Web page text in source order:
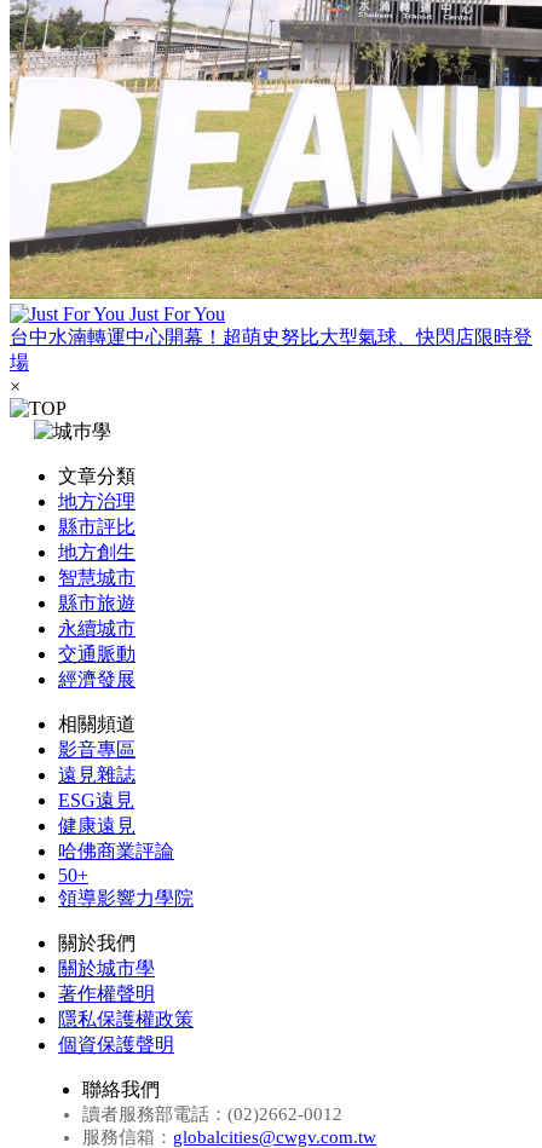
Just For You
台中水湳轉運中心開幕！超萌史努比大型氣球、快閃店限時登
場
×
文章分類
地方治理
縣市評比
地方創生
智慧城市
縣市旅遊
永續城市
交通脈動
經濟發展
相關頻道
影音專區
遠見雜誌
ESG遠見
健康遠見
哈佛商業評論
50+
領導影響力學院
關於我們
關於城市學
著作權聲明
隱私保護權政策
個資保護聲明
聯絡我們
讀者服務部電話：(02)2662-0012
服務信箱： globalcities@cwgv.com.tw